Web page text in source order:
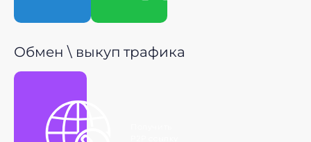
Обмен \ выкуп трафика